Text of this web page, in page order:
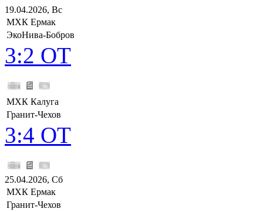
19.04.2026, Вс
МХК Ермак
ЭкоНива-Бобров
3:2 ОТ
МХК Калуга
Гранит-Чехов
3:4 ОТ
25.04.2026, Сб
МХК Ермак
Гранит-Чехов